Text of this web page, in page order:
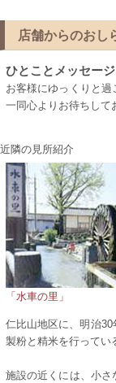
店舗からのおし
ひとことメッセージ
お客様にゆっくりと
一同心よりお待ちして
近隣の見所紹介
「水車の里」
仁比山地区に、明治30
製粉と精米を行ってい
施設の近くには、小さ